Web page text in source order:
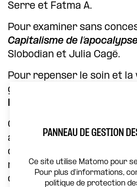
Serre et Fatma A.
Pour examiner sans
Capitalisme de
Slobodian et Julia Cagé.
Pour repenser le soin et la
grâce à notre
l’Institut Sainte-Anne.
Grâce à une Chorale pop
animée par Marco
de chœur,d
nous vous convions tous
chœur et collectivement !
PANNEAU DE GESTION
Ce site utilise Matomo pour
Pour plus d'informations,
politique de protection